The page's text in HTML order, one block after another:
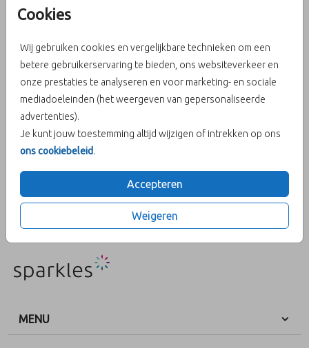
Cookies
Wij gebruiken cookies en vergelijkbare technieken om een
betere gebruikerservaring te bieden, ons websiteverkeer en
onze prestaties te analyseren en voor marketing- en sociale
mediadoeleinden (het weergeven van gepersonaliseerde
advertenties).
Je kunt jouw toestemming altijd wijzigen of intrekken op ons
ons cookiebeleid.
Accepteren
Weigeren
Sluitzegel met regenboog
voor meisje
Aantal
Prijs:€ 6,50 per 25 zegels
MENU